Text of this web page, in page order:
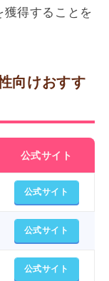
獲得することを
向けおすす
公式サイト
公式サイト
公式サイト
公式サイト